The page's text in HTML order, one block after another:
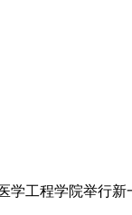
工程学院举行新